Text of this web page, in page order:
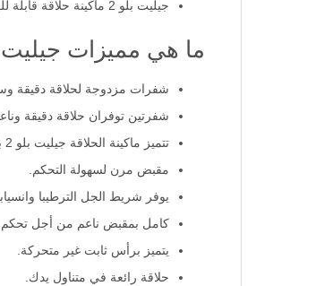
جيليت بلو 2 ماكينة حلاقة قابلة للرمي 5 قطع.
ما هي مميزات جيليت بلو 2 ماكينة حلاقة
شفرات مزدوجة لحلاقة دقيقة
شفرتين توفران حلاقة دقيقة
تتميز ماكينة الحلاقة جيليت بلو 2 بلاس للرجال للاستعمال مرة واحدة بطلاء من الكروم.
مقبض مرن لسهولة التحكم.
يوفر شريط الجل الترطيبا
كامل بمقبض ناعم من أجل تحكم
يتميز برأس ثابت غير متحركة.
حلاقة رائعة في متناول يدك.